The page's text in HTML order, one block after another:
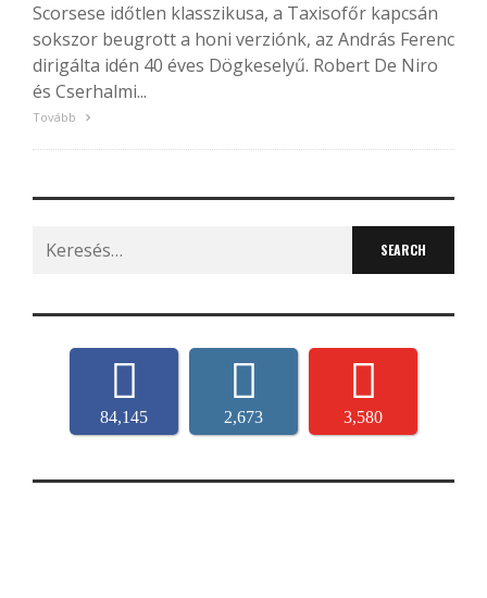
Scorsese időtlen klasszikusa, a Taxisofőr kapcsán
sokszor beugrott a honi verziónk, az András Ferenc
dirigálta idén 40 éves Dögkeselyű. Robert De Niro
és Cserhalmi...
Tovább
Search
for:
84,145 2,673 3,580